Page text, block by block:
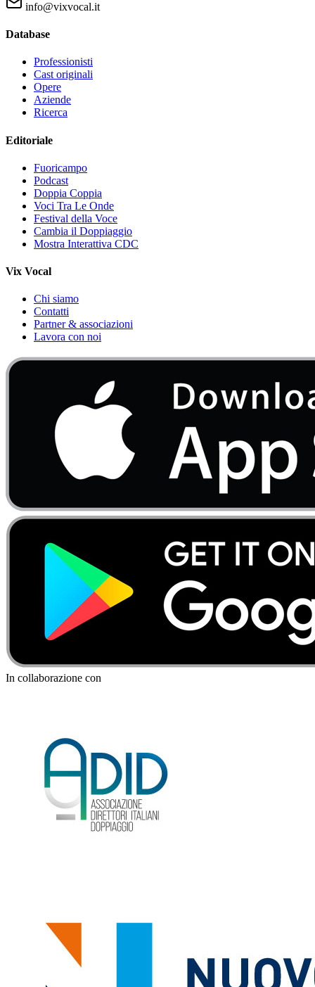
info@vixvocal.it
Database
Professionisti
Cast originali
Opere
Aziende
Ricerca
Editoriale
Fuoricampo
Podcast
Doppia Coppia
Voci Tra Le Onde
Festival della Voce
Cambia il Doppiaggio
Mostra Interattiva CDC
Vix Vocal
Chi siamo
Contatti
Partner & associazioni
Lavora con noi
In collaborazione con